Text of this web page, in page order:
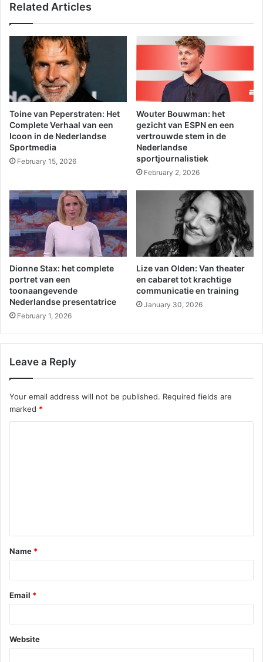
Related Articles
Toine van Peperstraten: Het
Complete Verhaal van een
Icoon in de Nederlandse
Sportmedia
February 15, 2026
Wouter Bouwman: het
gezicht van ESPN en een
vertrouwde stem in de
Nederlandse
sportjournalistiek
February 2, 2026
Dionne Stax: het complete
portret van een
toonaangevende
Nederlandse presentatrice
February 1, 2026
Lize van Olden: Van theater
en cabaret tot krachtige
communicatie en training
January 30, 2026
Leave a Reply
Your email address will not be published. Required fields are
marked *
t
*
Name *
Email *
Website